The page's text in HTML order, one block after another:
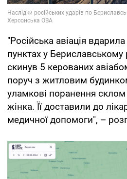
"Російська авіація
пунктах у Бериславському
скинув 5 керованих
поруч з житловим
уламкові поранення склом
жінка. Її доставили до
медичної допомоги", –